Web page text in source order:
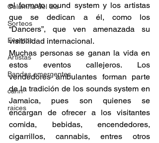
Columna del día
Sorteos
Eventos
Artistas
Bandas emergentes
cann
raices
el formato sound system y los artistas
que se dedican a él, como los
“Dancers”, que ven amenazada su
visibilidad internacional.
Muchas personas se ganan la vida en
estos eventos callejeros. Los
vendedores ambulantes forman parte
de la tradición de los sounds system en
Jamaica, pues son quienes se
encargan de ofrecer a los visitantes
comida, bebidas, encendedores,
cigarrillos, cannabis, entres otros